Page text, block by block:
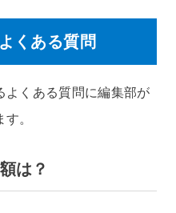
くある質問
よくある質問に編集部が
。
は？